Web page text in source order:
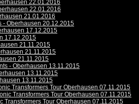
22.01.2016
22.01.2016
21.01.2016
- Oberhausen 20.12.2015
17.12.2015
17.12.2015
21.11.2015
21.11.2015
21.11.2015
- Oberhausen 13.11.2015
13.11.2015
13.11.2015
Transformers Tour Oberhausen 07.11.2015
Transformers Tour Oberhausen 07.11.2015
Transformers Tour Oberhausen 07.11.2015